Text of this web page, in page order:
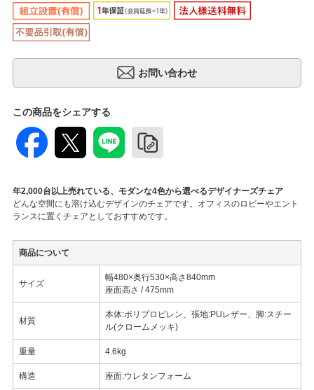
この商品をシェアする
年2,000台以上売れている、モダンな4色から選べるデザイナーズチェア
どんな空間にも溶け込むデザインのチェアです。オフィスのロビーやエント
ランスに置くチェアとしておすすめです。
商品について
サイズ
幅480×奥行530×高さ840mm
座面高さ / 475mm
材質
本体:ポリプロピレン、張地:PUレザー、脚:スチー
ル(クロームメッキ)
重量 4.6kg
構造 座面:ウレタンフォーム